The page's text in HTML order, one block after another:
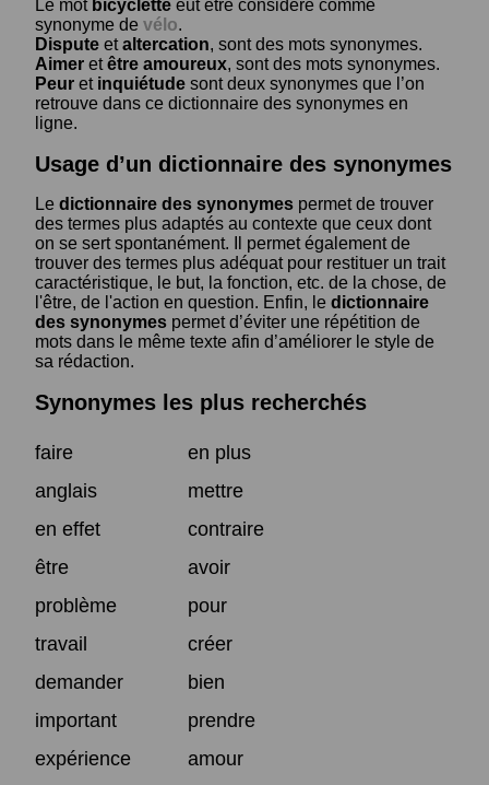
Le mot bicyclette eut être considéré comme
synonyme de vélo.
Dispute etaltercation, sont des mots synonymes.
Aimer etêtre amoureux, sont des mots synonymes.
Peur et inquiétude sont deux synonymes que l’on
retrouve dans ce dictionnaire des synonymes en
ligne.
Usage d’un dictionnaire des synonymes
Le dictionnaire des synonymes permet de trouver
des termes plus adaptés au contexte que ceux dont
on se sert spontanément. Il permet également de
trouver des termes plus adéquat pour restituer un trait
caractéristique, le but, la fonction, etc. de la chose, de
l'être, de l'action en question. Enfin, le dictionnaire
des synonymes permet d’éviter une répétition de
mots dans le même texte afin d’améliorer le style de
sa rédaction.
Synonymes les plus recherchés
faire
en plus
anglais
mettre
en effet
contraire
être
avoir
problème
pour
travail
créer
demander
bien
important
prendre
expérience
amour